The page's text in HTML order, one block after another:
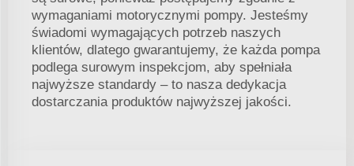
wymaganiami motorycznymi pompy. Jesteśmy
świadomi wymagających potrzeb naszych
klientów, dlatego gwarantujemy, że każda pompa
podlega surowym inspekcjom, aby spełniała
najwyższe standardy – to nasza dedykacja
dostarczania produktów najwyższej jakości.